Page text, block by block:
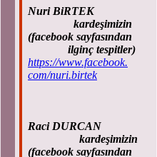
Nuri BiRTEK
kardeşimizin
(facebook sayfasından
ilginç tespitler)
https://www.facebook.
com/nuri.birtek
Raci DURCAN
kardeşimizin
(facebook sayfasından